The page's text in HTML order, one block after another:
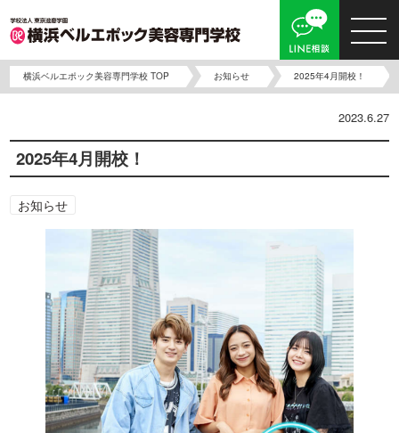
横浜ベルエポック美容専門学校 TOP お知らせ 2025年4月開校！
2023.6.27
2025年4月開校！
お知らせ